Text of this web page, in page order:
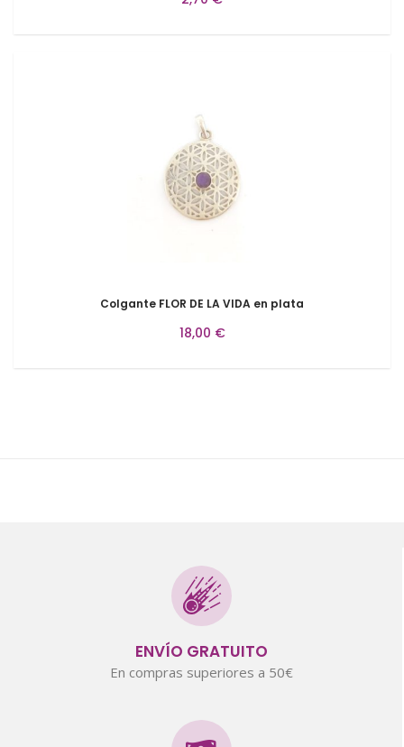
Colgante FLOR DE LA VIDA en plata
18,00 €
ENVÍO GRATUITO
En compras superiores a 50€